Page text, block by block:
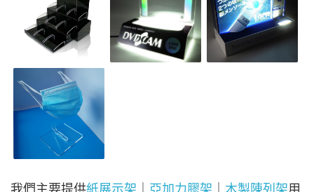
我們主要提供紙展示架 亞加力膠架 木製陳列架用